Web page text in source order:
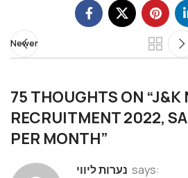
Newer
75 THOUGHTS ON “J&K
RECRUITMENT 2022,
PER MONTH”
נערות ליווי says: